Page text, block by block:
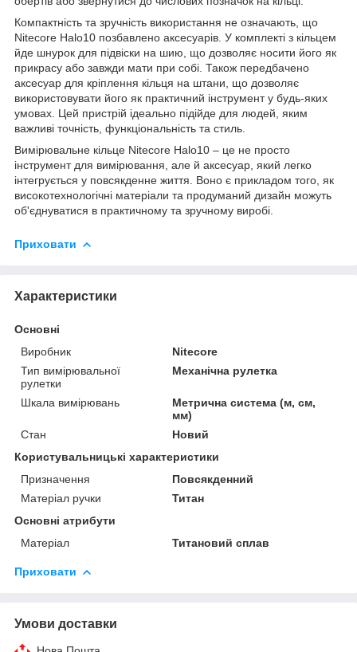
Компактність та зручність використання не означають, що
Nitecore Halo10 позбавлено аксесуарів. У комплекті з кільцем
йде шнурок для підвіски на шию, що дозволяє носити його як
прикрасу або завжди мати при собі. Також передбачено
аксесуар для кріплення кільця на штани, що дозволяє
використовувати його як практичний інструмент у будь-яких
умовах. Цей пристрій ідеально підійде для людей, яким
важливі точність, функціональність та стиль.
Вимірювальне кільце Nitecore Halo10 – це не просто
інструмент для вимірювання, але й аксесуар, який легко
інтегрується у повсякденне життя. Воно є прикладом того, як
високотехнологічні матеріали та продуманий дизайн можуть
об'єднуватися в практичному та зручному виробі.
Приховати
Характеристики
Основні
Виробник
Nitecore
Тип вимірювальної
рулетки
Механічна рулетка
Шкала вимірювань
Метрична система (м, см,
мм)
Стан
Новий
Користувальницькі характеристики
Призначення
Повсякденний
Матеріал ручки
Титан
Основні атрибути
Матеріал
Титановий сплав
Приховати
Умови доставки